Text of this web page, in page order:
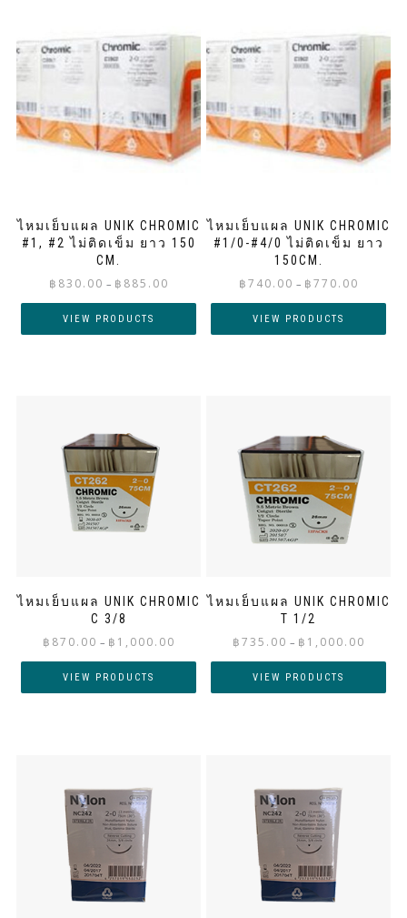
ไหมเย็บแผล UNIK CHROMIC
#1, #2 ไม่ติดเข็ม ยาว 150
CM.
฿ 830.00 – ฿ 885.00
through
VIEW PRODUCTS
ไหมเย็บแผล UNIK CHROMIC
#1/0-#4/0 ไม่ติดเข็ม ยาว
150CM.
฿740.00 – ฿770.00
through
VIEW PRODUCTS
ไหมเย็บแผล UNIK CHROMIC
C 3/8
฿ 870.00 – ฿ 1,000.00
range:
through
VIEW PRODUCTS
ไหมเย็บแผล UNIK CHROMIC
T 1/2
฿735.00 – ฿ 1,000.00
range:
through
VIEW PRODUCTS